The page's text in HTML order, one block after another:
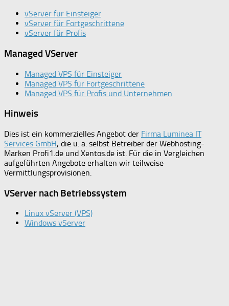
vServer für Einsteiger
vServer für Fortgeschrittene
vServer für Profis
Managed VServer
Managed VPS für Einsteiger
Managed VPS für Fortgeschrittene
Managed VPS für Profis und Unternehmen
Hinweis
Dies ist ein kommerzielles Angebot der Firma Luminea IT
Services GmbH, die u. a. selbst Betreiber der Webhosting-
Marken Profi1.de und Xentos.de ist. Für die in Vergleichen
aufgeführten Angebote erhalten wir teilweise
Vermittlungsprovisionen.
VServer nach Betriebssystem
Linux vServer (VPS)
Windows vServer